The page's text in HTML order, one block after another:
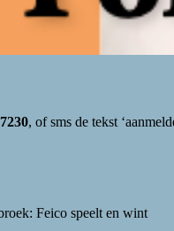
, of sms de tekst
Feico speelt en wint